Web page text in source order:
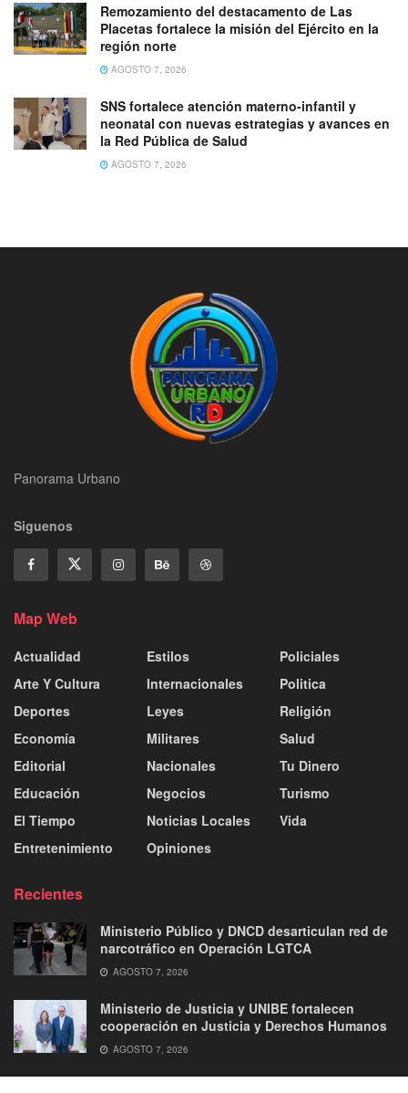
Remozamiento del destacamento de Las
Placetas fortalece la misión del Ejército en la
región norte
AGOSTO 7, 2026
SNS fortalece atención materno-infantil y
neonatal con nuevas estrategias y avances en
la Red Pública de Salud
AGOSTO 7, 2026
Panorama Urbano
Siguenos
Map Web
Actualidad
Arte Y Cultura
Deportes
Economía
Editorial
Educación
El Tiempo
Entretenimiento
Estilos
Internacionales
Leyes
Militares
Nacionales
Negocios
Noticias Locales
Opiniones
Policiales
Politica
Religión
Salud
Tu Dinero
Turismo
Vida
Recientes
Ministerio Público y DNCD desarticulan red de
narcotráfico en Operación LGTCA
AGOSTO 7, 2026
Ministerio de Justicia y UNIBE fortalecen
cooperación en Justicia y Derechos Humanos
AGOSTO 7, 2026